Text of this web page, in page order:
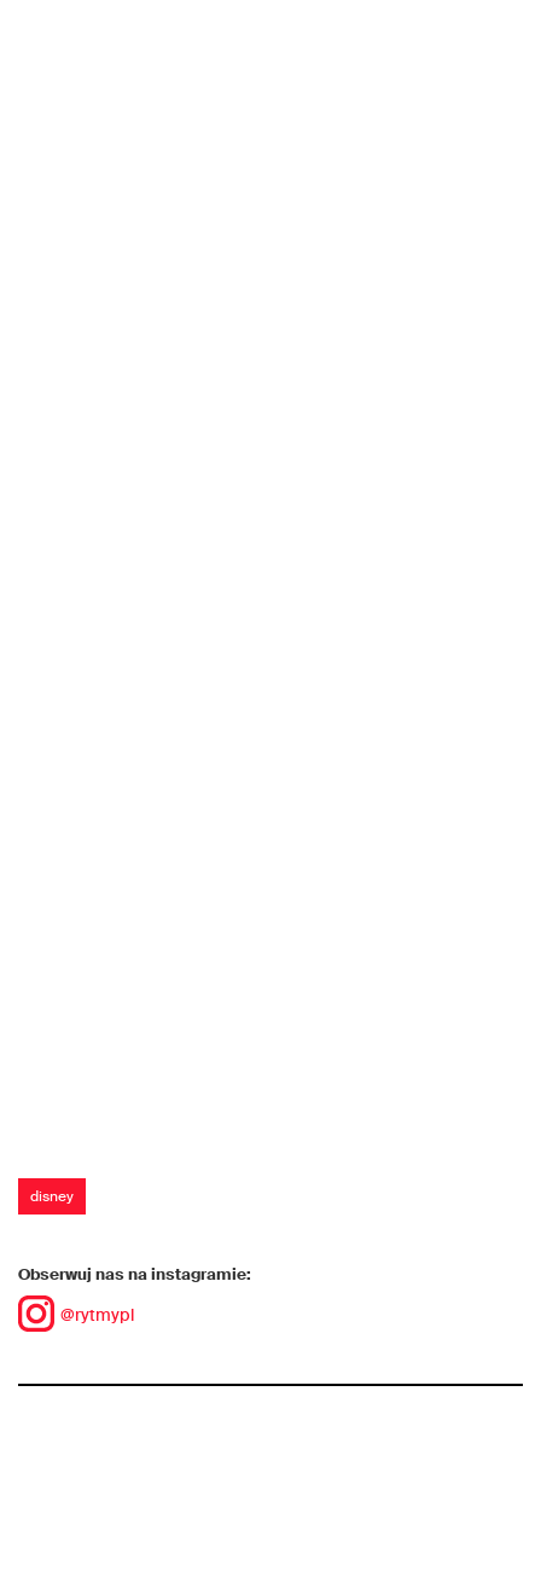
disney
Obserwuj nas na instagramie:
@rytmypl